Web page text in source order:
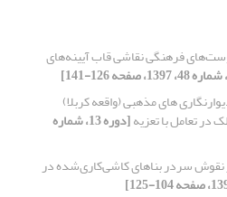
فرهنگی نقاشی قاب آیینه‌های
های مذهبی (واقعه کربلا)
در تعامل با تعزیه [دوره 13، شماره
نقوش سردر بناهای کاشی‌کاری‌شده در